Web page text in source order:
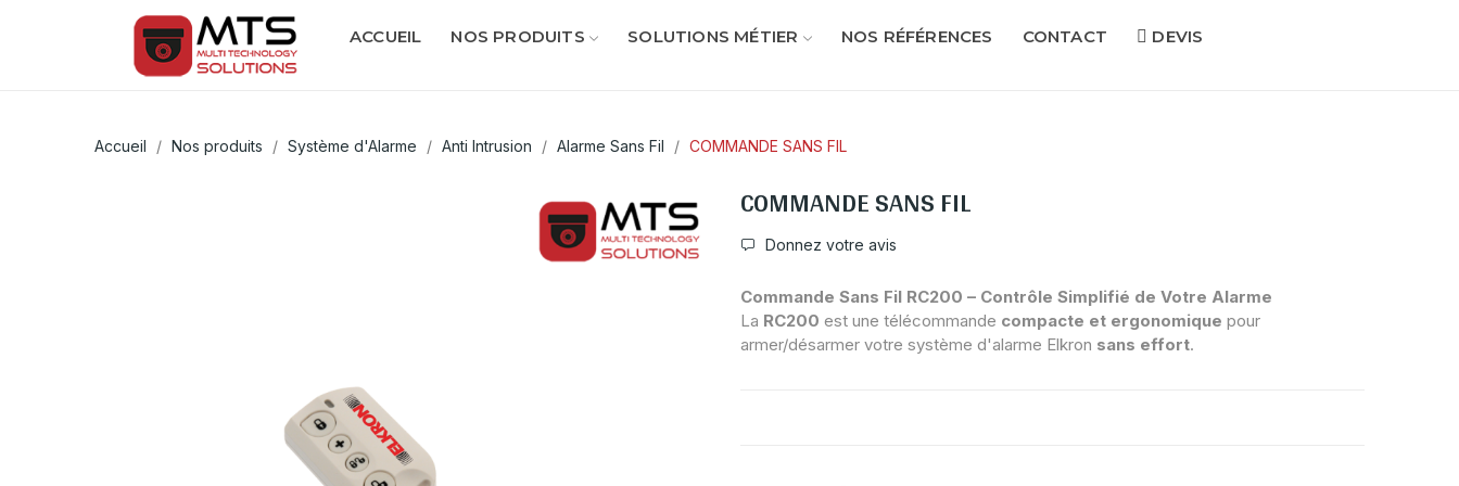
ACCUEIL NOS PRODUITS SOLUTIONS MÉTIER NOS RÉFÉRENCES CONTACT DEVIS
Accueil Nos produits Système d'Alarme Anti Intrusion Alarme Sans Fil COMMANDE SANS FIL
COMMANDE SANS FIL
Donnez votre avis
Commande Sans Fil RC200 – Contrôle Simplifié de Votre Alarme
La RC200 est une télécommande compacte et ergonomique pour
armer/désarmer votre système d'alarme Elkron sans effort.